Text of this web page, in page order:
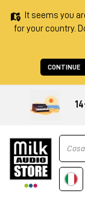
It seems you
for your country.
CONTINUE
Ricerca